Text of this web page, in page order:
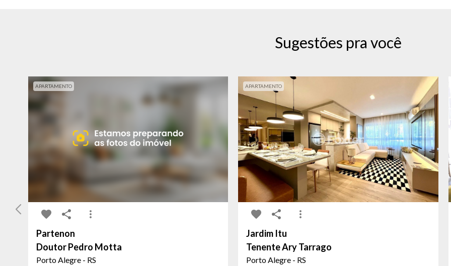
Sugestões pra você
APARTAMENTO
Partenon
Doutor Pedro Motta
Porto Alegre - RS
APARTAMENTO
Jardim Itu
Tenente Ary Tarrago
Porto Alegre - RS